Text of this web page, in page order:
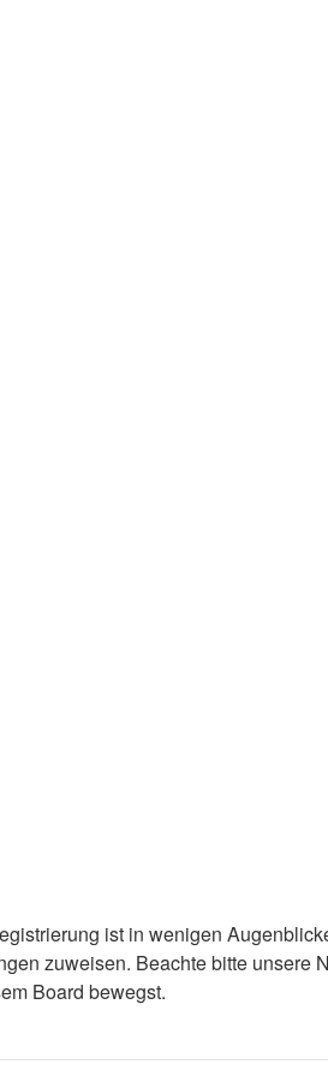
ist in wenigen
zuweisen. Beachte bitte
Board bewegst.